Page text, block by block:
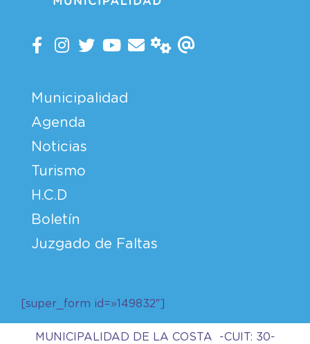
Municipalidad
Agenda
Noticias
Turismo
H.C.D
Boletín
Juzgado de Faltas
[super_form id=»149832″]
MUNICIPALIDAD DE LA COSTA -CUIT: 30-